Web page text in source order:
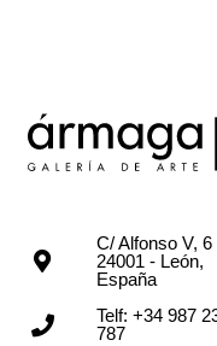
C/ Alfonso V, 6
24001 - León,
España
Telf: +34 987
787